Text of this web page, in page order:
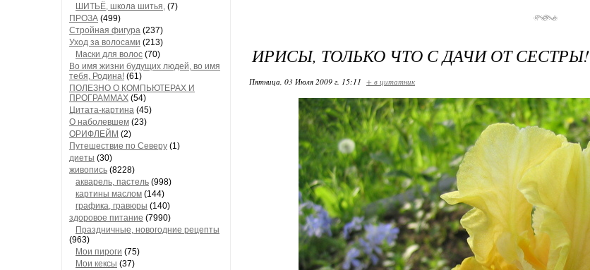
ШИТЬЁ, школа шитья, (7)
ПРОЗА (499)
Стройная фигура (237)
Уход за волосами (213)
Маски для волос (70)
Во имя жизни будущих людей, во имя
тебя, Родина! (61)
ПОЛЕЗНО О КОМПЬЮТЕРАХ И
ПРОГРАММАХ (54)
Цитата-картина (45)
О наболевшем (23)
ОРИФЛЕЙМ (2)
Путешествие по Северу (1)
диеты (30)
живопись (8228)
акварель, пастель (998)
картины маслом (144)
графика, гравюры (140)
здоровое питание (7990)
Праздничные, новогодние рецепты
(963)
Мои пироги (75)
Мои кексы (37)
ИРИСЫ, ТОЛЬКО ЧТО С ДАЧИ ОТ СЕСТРЫ!
Пятница, 03 Июля 2009 г. 15:11 + в цитатник